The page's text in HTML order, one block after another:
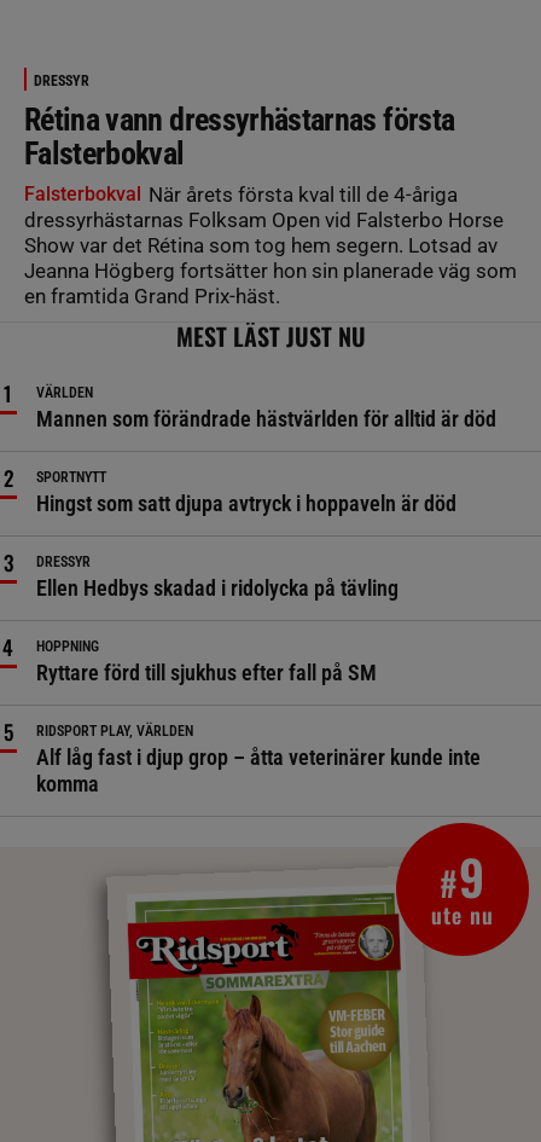
DRESSYR
Rétina vann dressyrhästarnas första
Falsterbokval
Falsterbokval När årets första kval till de 4-åriga
dressyrhästarnas Folksam Open vid Falsterbo Horse
Show var det Rétina som tog hem segern. Lotsad av
Jeanna Högberg fortsätter hon sin planerade väg som
en framtida Grand Prix-häst.
MEST LÄST JUST NU
VÄRLDEN
Mannen som förändrade hästvärlden för alltid är död
SPORTNYTT
Hingst som satt djupa avtryck i hoppaveln är död
DRESSYR
Ellen Hedbys skadad i ridolycka på tävling
HOPPNING
Ryttare förd till sjukhus efter fall på SM
RIDSPORT PLAY, VÄRLDEN
Alf låg fast i djup grop – åtta veterinärer kunde inte
komma
#9
ute nu